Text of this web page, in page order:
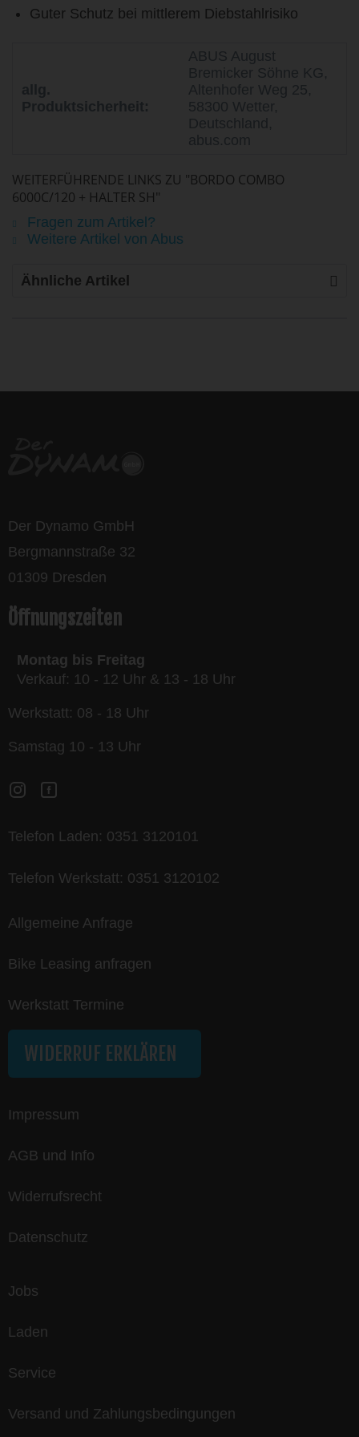
Guter Schutz bei mittlerem Diebstahlrisiko
allg.
Produktsicherheit:
ABUS August
Bremicker Söhne KG,
Altenhofer Weg 25,
58300 Wetter,
Deutschland,
abus.com
WEITERFÜHRENDE LINKS ZU "BORDO COMBO
6000C/120 + HALTER SH"
Fragen zum Artikel?
Weitere Artikel von Abus
Ähnliche Artikel
Der Dynamo GmbH
Bergmannstraße 32
01309 Dresden
Öffnungszeiten
Montag bis Freitag
Verkauf: 10 - 12 Uhr & 13 - 18 Uhr
Werkstatt: 08 - 18 Uhr
Samstag 10 - 13 Uhr
Telefon Laden: 0351 3120101
Telefon Werkstatt: 0351 3120102
Allgemeine Anfrage
Bike Leasing anfragen
Werkstatt Termine
WIDERRUF ERKLÄREN
Impressum
AGB und Info
Widerrufsrecht
Datenschutz
Jobs
Laden
Service
Versand und Zahlungsbedingungen